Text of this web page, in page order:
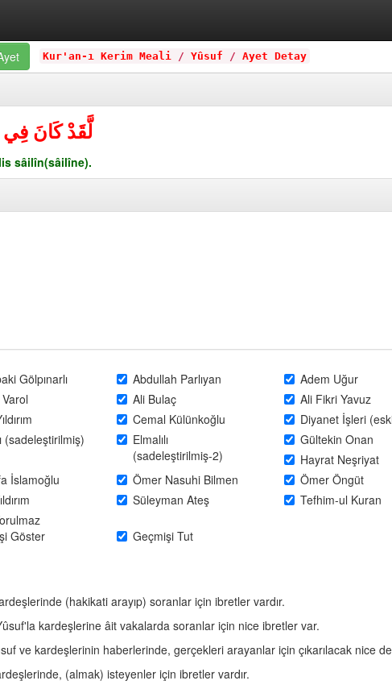
Kur'an-ı Kerim Meali / Yûsuf / Ayet Detay
لَّقَدْ كَانَ فِي
sâilîn(sâilîne).
Gölpınarlı Abdullah Parlıyan Adem Uğur
Ali Bulaç Ali Fikri Yavuz
Cemal Külünkoğlu Diyanet İşleri
(sadeleştirilmiş)
Elmalılı
(sadeleştirilmiş-2)
Gültekin Onan
Hayrat Neşriyat
İslamoğlu Ömer Nasuhi Bilmen Ömer Öngüt
Süleyman Ateş Tefhim-ul Kuran
Göster Geçmişi Tut
(hakikati arayıp) soranlar için ibretler vardır.
kardeşlerine âit vakalarda soranlar için nice ibretler var.
ve kardeşlerinin haberlerinde, gerçekleri arayanlar için çıkarılacak nice
(almak) isteyenler için ibretler vardır.